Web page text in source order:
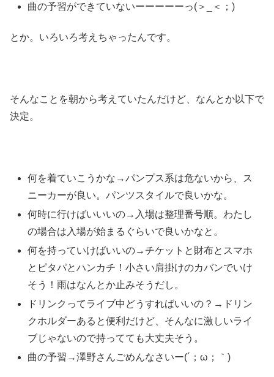
曲の予習ができていないーーーーーっ(＞_＜；)
とか。いろいろ考えちゃったんです。
そんなことを朝から考えていたんだけど、なんとか以下で
決定。
何を着ていこうかな→パンプス系は危ないから、ス
ニーカーが良い。パンツスタイルで良いかな。
何時に行けばいいいの→入場は整理番号順。わたし
の場合は入場が始まるぐらいで良いかなと。
何を持っていけばいいの→チケットと財布とスマホ
とピタパとハンカチ！小さい肩掛けのカバンでいけ
そう！雨はなんとか止みそうだし。
ドリンクってライブ中どうすればいいの？→ドリン
クホルダーあると便利だけど、そんなに激しいライ
ブじゃないので持ってても大丈夫そう。
曲の予習→澤野さんごめんなさいー(´；ω；｀)